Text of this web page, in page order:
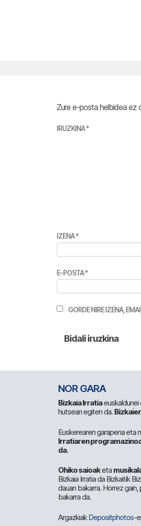
Zure e-posta helbidea ez
IRUZKINA*
IZENA*
E-POSTA*
GORDE NIRE IZENA,
NOR GARA
Bizkaia Irratiaeuskaldunei
hutsean egiten da.
Euskerearen garapena eta
Irratiaren
da.
Ohiko saioaketa
Bizkaia Irratia da Bizkaitik
dauan bakarra. Horrez
bakarra da.
ArgazkiakDepositphotos-